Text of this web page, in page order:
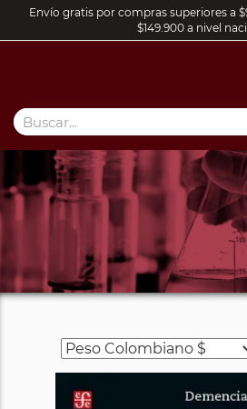
Envío gratis por compras superiores a
$149.900 a nivel